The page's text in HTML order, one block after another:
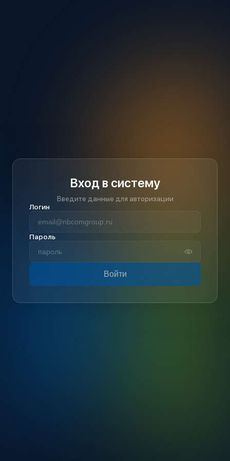
Вход в систему
Введите данные для авторизации
Логин
Пароль
Войти